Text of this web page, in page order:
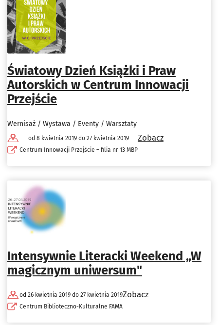
Światowy Dzień Książki i Praw
Autorskich w Centrum Innowacji
Przejście
Wernisaż / Wystawa / Eventy / Warsztaty
od 8 kwietnia 2019 do 27 kwietnia 2019
Centrum Innowacji Przejście – filia nr 13 MBP
Zobacz
Intensywnie Literacki Weekend „W
magicznym uniwersum"
od 26 kwietnia 2019 do 27 kwietnia 2019
Centrum Biblioteczno-Kulturalne FAMA
Zobacz